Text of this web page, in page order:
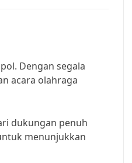
Dengan segala
acara olahraga
dukungan penuh
menunjukkan